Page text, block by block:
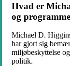
Hvad er
og
Michael D.
har gjort sig
miljøbeskyttelse
politik.